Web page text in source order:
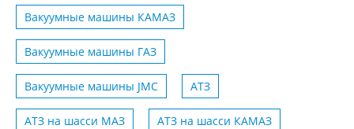
Вакуумные машины КАМАЗ
Вакуумные машины ГАЗ
Вакуумные машины JMC АТЗ
АТЗ на шасси MАЗ АТЗ на шасси КАMАЗ